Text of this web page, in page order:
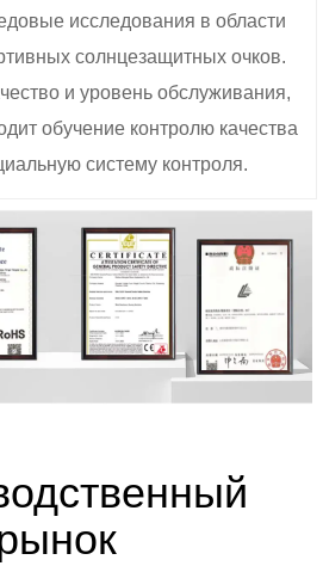
исследования в области
солнцезащитных очков.
и уровень обслуживания,
обучение контролю качества
систему контроля.